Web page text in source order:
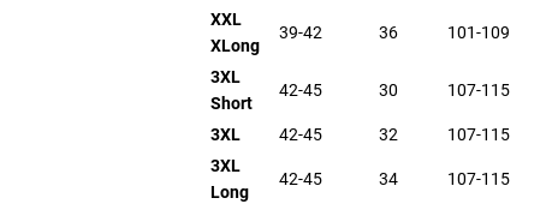
XXL
XLong
39-42 36 101-109
3XL
Short
42-45 30 107-115
3XL 42-45 32 107-115
3XL
Long
42-45 34 107-115